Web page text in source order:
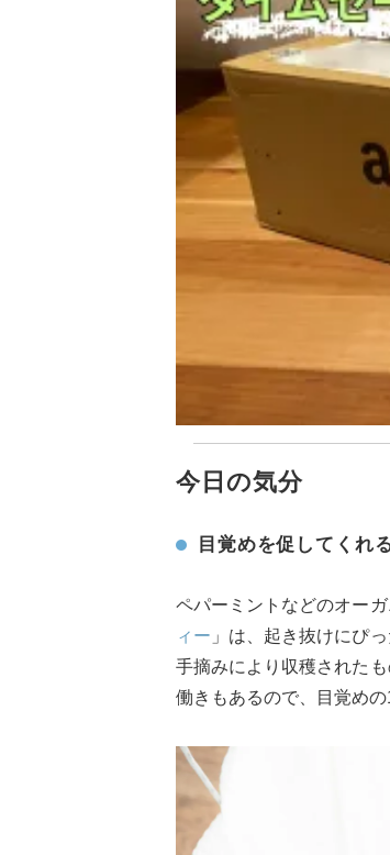
今日の気分
目覚めを促してくれ
ペパーミントなどのオー
ィー 」は、起き抜けにぴ
手摘みにより収穫された
働きもあるので、目覚め